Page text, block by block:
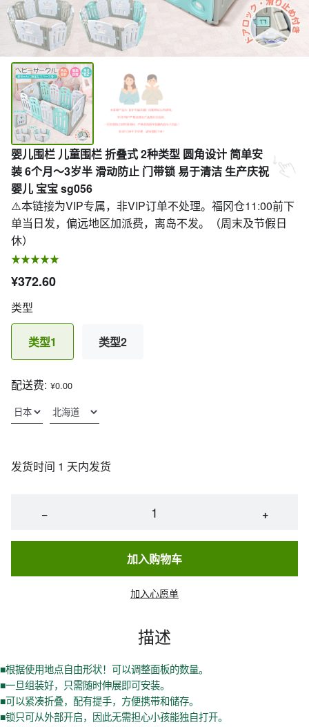
婴儿围栏 儿童围栏 折叠式 2种类型 圆角设计 简单安
装 6个月～3岁半 滑动防止 门带锁 易于清洁 生产庆祝
婴儿 宝宝 sg056
⚠️本链接为VIP专属，非VIP订单不处理。福冈仓11:00前下
单当日发，偏远地区加派费，离岛不发。（周末及节假日
休）
¥372.60
类型
类型1 类型2
配送费: ¥0.00
发货时间 1 天内发货
− +
加入购物车
加入心愿单
描述
■根据使用地点自由形状！可以调整面板的数量。
■一旦组装好，只需随时伸展即可安装。
■可以紧凑折叠，配有提手，方便携带和储存。
■锁只可从外部开启，因此无需担心小孩能独自打开。